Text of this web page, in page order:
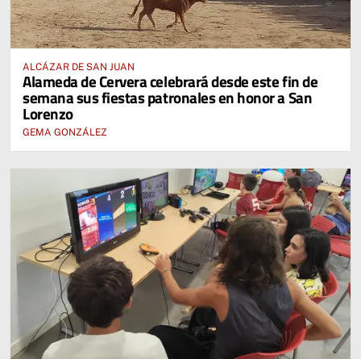
ALCÁZAR DE SAN JUAN
Alameda de Cervera celebrará desde este fin de
semana sus fiestas patronales en honor a San
Lorenzo
GEMA GONZÁLEZ